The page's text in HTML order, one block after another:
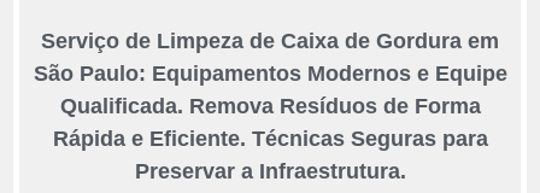
Serviço de Limpeza de Caixa de Gordura em
São Paulo: Equipamentos Modernos e Equipe
Qualificada. Remova Resíduos de Forma
Rápida e Eficiente. Técnicas Seguras para
Preservar a Infraestrutura.